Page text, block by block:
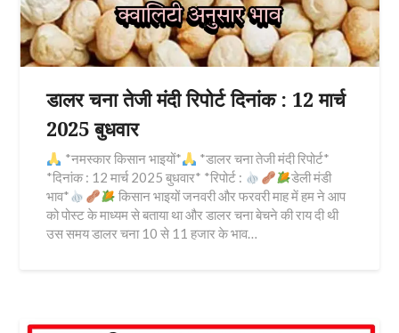
डालर चना तेजी मंदी रिपोर्ट दिनांक : 12 मार्च
2025 बुधवार
*नमस्कार किसान भाइयों*
*डालर चना तेजी मंदी रिपोर्ट*
*दिनांक : 12 मार्च 2025 बुधवार* *रिपोर्ट :
डेली मंडी
भाव*
किसान भाइयों जनवरी और फरवरी माह में हम ने आप
को पोस्ट के माध्यम से बताया था और डालर चना बेचने की राय दी थी
उस समय डालर चना 10 से 11 हजार के भाव…